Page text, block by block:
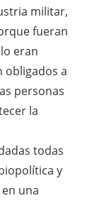
militar,
fueran
eran
a
personas
la
todas
y
una